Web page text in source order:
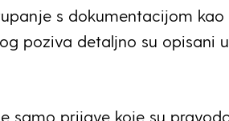
s dokumentacijom
poziva detaljno su opisani
samo prijave koje su